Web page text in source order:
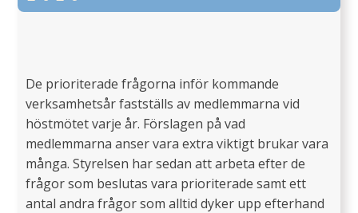
De prioriterade frågorna inför kommande
verksamhetsår fastställs av medlemmarna vid
höstmötet varje år. Förslagen på vad
medlemmarna anser vara extra viktigt brukar vara
många. Styrelsen har sedan att arbeta efter de
frågor som beslutas vara prioriterade samt ett
antal andra frågor som alltid dyker upp efterhand